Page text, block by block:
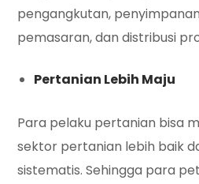
pengangkutan,
pemasaran, dan distribusi
Pertanian Lebih Maju
Para pelaku pertanian bisa
sektor pertanian lebih baik
sistematis. Sehingga para